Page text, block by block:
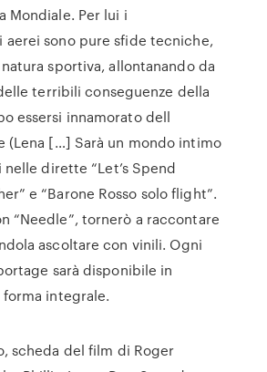
Mondiale. Per lui i
sono pure sfide tecniche,
sportiva, allontanando da
terribili conseguenze della
essersi innamorato dell
(Lena […] Sarà un mondo intimo
dirette “Let’s Spend
e “Barone Rosso solo flight”.
“Needle”, tornerò a raccontare
ascoltare con vinili. Ogni
sarà disponibile in
integrale.
scheda del film di Roger